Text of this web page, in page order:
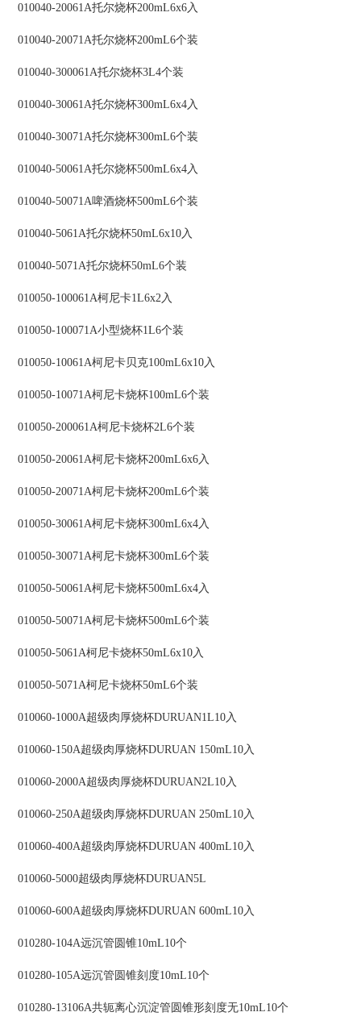
010040-20061A托尔烧杯200mL6x6入
010040-20071A托尔烧杯200mL6个装
010040-300061A托尔烧杯3L4个装
010040-30061A托尔烧杯300mL6x4入
010040-30071A托尔烧杯300mL6个装
010040-50061A托尔烧杯500mL6x4入
010040-50071A啤酒烧杯500mL6个装
010040-5061A托尔烧杯50mL6x10入
010040-5071A托尔烧杯50mL6个装
010050-100061A柯尼卡1L6x2入
010050-100071A小型烧杯1L6个装
010050-10061A柯尼卡贝克100mL6x10入
010050-10071A柯尼卡烧杯100mL6个装
010050-200061A柯尼卡烧杯2L6个装
010050-20061A柯尼卡烧杯200mL6x6入
010050-20071A柯尼卡烧杯200mL6个装
010050-30061A柯尼卡烧杯300mL6x4入
010050-30071A柯尼卡烧杯300mL6个装
010050-50061A柯尼卡烧杯500mL6x4入
010050-50071A柯尼卡烧杯500mL6个装
010050-5061A柯尼卡烧杯50mL6x10入
010050-5071A柯尼卡烧杯50mL6个装
010060-1000A超级肉厚烧杯DURUAN1L10入
010060-150A超级肉厚烧杯DURUAN 150mL10入
010060-2000A超级肉厚烧杯DURUAN2L10入
010060-250A超级肉厚烧杯DURUAN 250mL10入
010060-400A超级肉厚烧杯DURUAN 400mL10入
010060-5000超级肉厚烧杯DURUAN5L
010060-600A超级肉厚烧杯DURUAN 600mL10入
010280-104A远沉管圆锥10mL10个
010280-105A远沉管圆锥刻度10mL10个
010280-13106A共轭离心沉淀管圆锥形刻度无10mL10个